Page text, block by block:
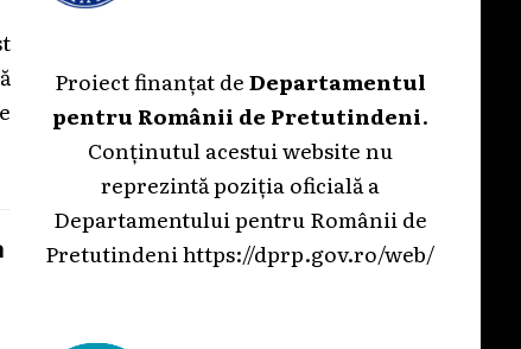
Proiect finanțat deDepartamentul
pentru Românii de Pretutindeni.
Conținutul acestui website nu
reprezintă poziția oficială a
Departamentului pentru Românii de
Pretutindenihttps://dprp.gov.ro/web/